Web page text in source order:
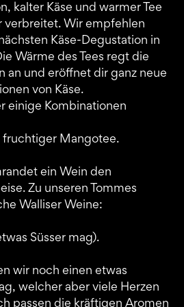
kalter Käse und warmer Tee
verbreitet. Wir empfehlen
Käse-Degustation in
Wärme des Tees regt die
an und eröffnet dir ganz neue
von Käse.
einige Kombinationen
fruchtiger Mangotee.
ein Wein den
Zu unseren Tommes
Walliser Weine:
Süsser mag).
wir noch einen etwas
welcher aber viele Herzen
passen die kräftigen Aromen